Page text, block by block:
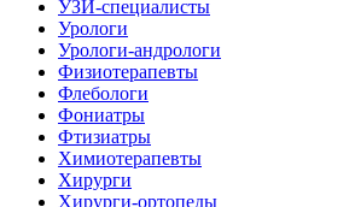
УЗИ-специалисты
Урологи
Урологи-андрологи
Физиотерапевты
Флебологи
Фониатры
Фтизиатры
Химиотерапевты
Хирурги
Хирурги-ортопеды